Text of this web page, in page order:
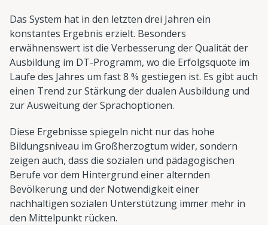
Das System hat in den letzten drei Jahren ein
konstantes Ergebnis erzielt. Besonders
erwähnenswert ist die Verbesserung der Qualität der
Ausbildung im DT-Programm, wo die Erfolgsquote im
Laufe des Jahres um fast 8 % gestiegen ist. Es gibt auch
einen Trend zur Stärkung der dualen Ausbildung und
zur Ausweitung der Sprachoptionen.
Diese Ergebnisse spiegeln nicht nur das hohe
Bildungsniveau im Großherzogtum wider, sondern
zeigen auch, dass die sozialen und pädagogischen
Berufe vor dem Hintergrund einer alternden
Bevölkerung und der Notwendigkeit einer
nachhaltigen sozialen Unterstützung immer mehr in
den Mittelpunkt rücken.